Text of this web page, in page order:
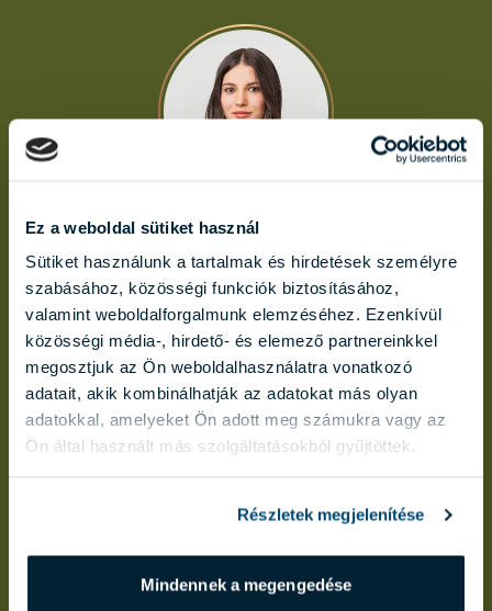
Ez a weboldal sütiket használ
Sütiket használunk a tartalmak és hirdetések személyre
szabásához, közösségi funkciók biztosításához,
valamint weboldalforgalmunk elemzéséhez. Ezenkívül
közösségi média-, hirdető- és elemező partnereinkkel
megosztjuk az Ön weboldalhasználatra vonatkozó
adatait, akik kombinálhatják az adatokat más olyan
adatokkal, amelyeket Ön adott meg számukra vagy az
Ön által használt más szolgáltatásokból gyűjtöttek.
Részletek megjelenítése
Mindennek a megengedése
MOLNÁR ALDA
molnar.alda@biggeorge.hu
+36 70 454 32 76